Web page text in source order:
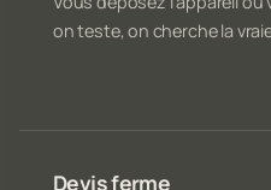
on teste, on cherche la
Devis ferme